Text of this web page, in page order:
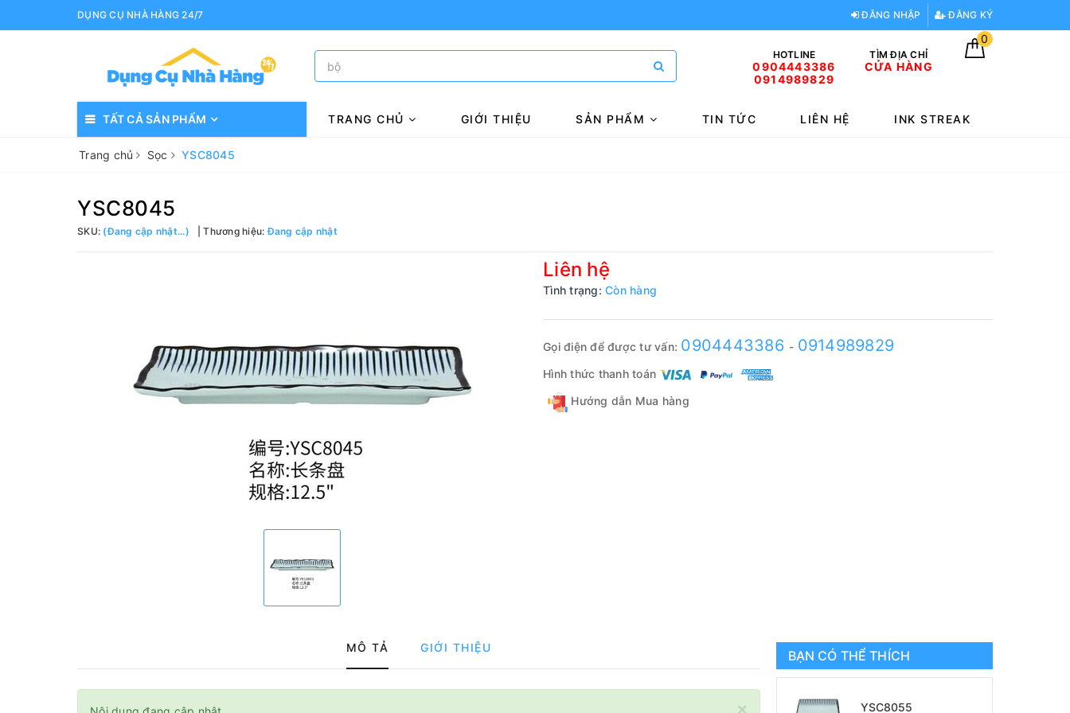
DỤNG CỤ NHÀ HÀNG 24/7 ĐĂNG NHẬP ĐĂNG KÝ
HOTLINE
0904443386
0914989829
TÌM ĐỊA CHỈ
CỬA HÀNG
0
TẤT CẢ SẢN PHẨM TRANG CHỦ GIỚI THIỆU SẢN PHẨM TIN TỨC LIÊN HỆ INK STREAK
Trang chủ Sọc YSC8045
YSC8045
SKU: (Đang cập nhật...) Thương hiệu:Đang cập nhật
Liên hệ
Tình trạng: Còn hàng
Gọi điện để được tư vấn: 0904443386 - 0914989829
Hình thức thanh toán
Hướng dẫn Mua hàng
MÔ TẢ GIỚI THIỆU
×
BẠN CÓ THỂ THÍCH
YSC8055